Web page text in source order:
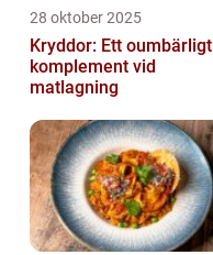
28 oktober 2025
Kryddor: Ett oumbärligt
komplement vid
matlagning